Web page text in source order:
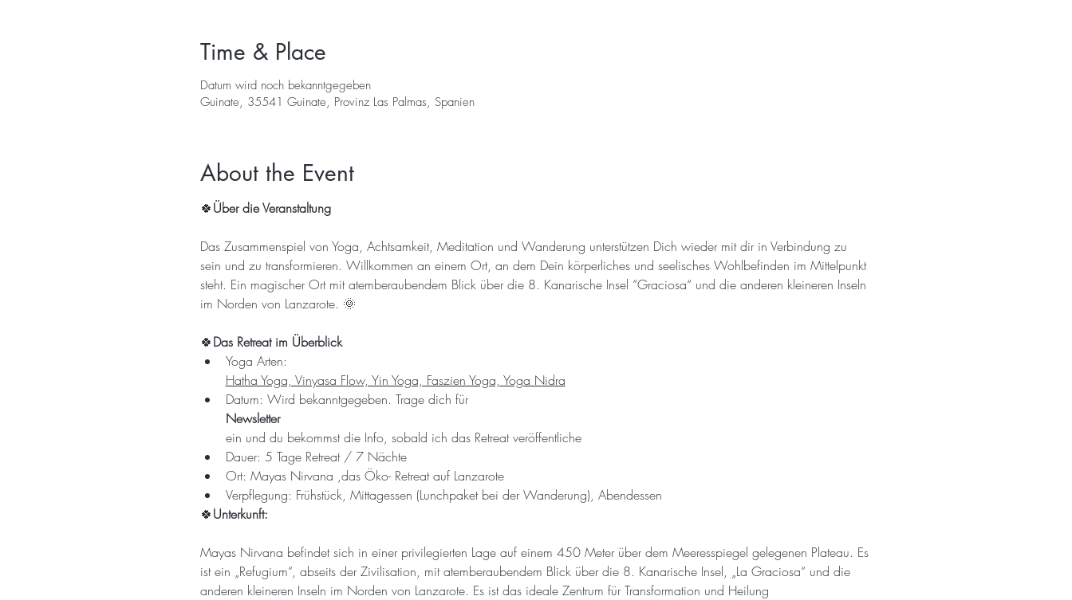
Time & Place
Datum wird noch bekanntgegeben
Guinate, 35541 Guinate, Provinz Las Palmas, Spanien
About the Event
🍀Über die Veranstaltung
Das Zusammenspiel von Yoga, Achtsamkeit, Meditation und Wanderung unterstützen Dich wieder mit dir in Verbindung zu
sein und zu transformieren. Willkommen an einem Ort, an dem Dein körperliches und seelisches Wohlbefinden im Mittelpunkt
steht. Ein magischer Ort mit atemberaubendem Blick über die 8. Kanarische Insel “Graciosa“ und die anderen kleineren Inseln
im Norden von Lanzarote. 🌞
🍀Das Retreat im Überblick
Yoga Arten:
Hatha Yoga, Vinyasa Flow, Yin Yoga, Faszien Yoga, Yoga Nidra
Datum: Wird bekanntgegeben. Trage dich für
Newsletter
ein und du bekommst die Info, sobald ich das Retreat veröffentliche
Dauer: 5 Tage Retreat / 7 Nächte
Ort: Mayas Nirvana ,das Öko- Retreat auf Lanzarote
Verpflegung: Frühstück, Mittagessen (Lunchpaket bei der Wanderung), Abendessen
🍀Unterkunft:
Mayas Nirvana befindet sich in einer privilegierten Lage auf einem 450 Meter über dem Meeresspiegel gelegenen Plateau. Es
ist ein „Refugium“, abseits der Zivilisation, mit atemberaubendem Blick über die 8. Kanarische Insel, „La Graciosa“ und die
anderen kleineren Inseln im Norden von Lanzarote. Es ist das ideale Zentrum für Transformation und Heilung